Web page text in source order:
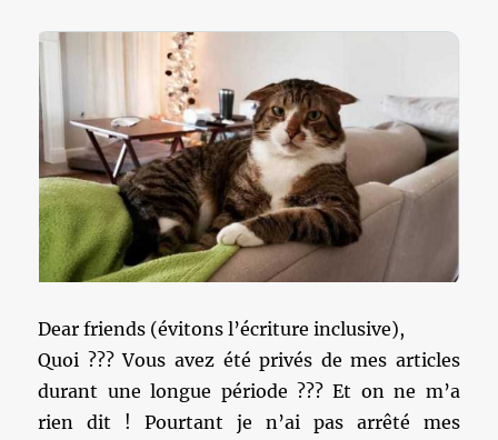
Dear friends (évitons l’écriture inclusive),
Quoi ??? Vous avez été privés de mes articles
durant une longue période ??? Et on ne m’a
rien dit ! Pourtant je n’ai pas arrêté mes